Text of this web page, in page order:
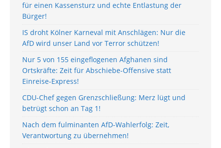
für einen Kassensturz und echte Entlastung der
Bürger!
IS droht Kölner Karneval mit Anschlägen: Nur die
AfD wird unser Land vor Terror schützen!
Nur 5 von 155 eingeflogenen Afghanen sind
Ortskräfte: Zeit für Abschiebe-Offensive statt
Einreise-Express!
CDU-Chef gegen Grenzschließung: Merz lügt und
betrügt schon an Tag 1!
Nach dem fulminanten AfD-Wahlerfolg: Zeit,
Verantwortung zu übernehmen!